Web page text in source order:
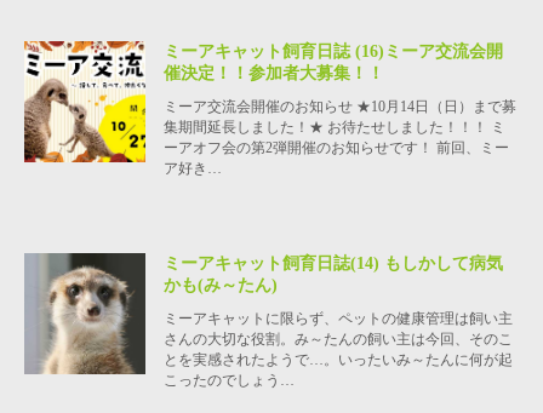
ミーアキャット飼育日誌 (16)ミーア交流会開
催決定！！参加者大募集！！
ミーア交流会開催のお知らせ ★10月14日（日）まで募
集期間延長しました！★ お待たせしました！！！ ミ
ーアオフ会の第2弾開催のお知らせです！ 前回、ミー
ア好き…
ミーアキャット飼育日誌(14) もしかして病気
かも(み～たん)
ミーアキャットに限らず、ペットの健康管理は飼い主
さんの大切な役割。み～たんの飼い主は今回、そのこ
とを実感されたようで…。いったいみ～たんに何が起
こったのでしょう…